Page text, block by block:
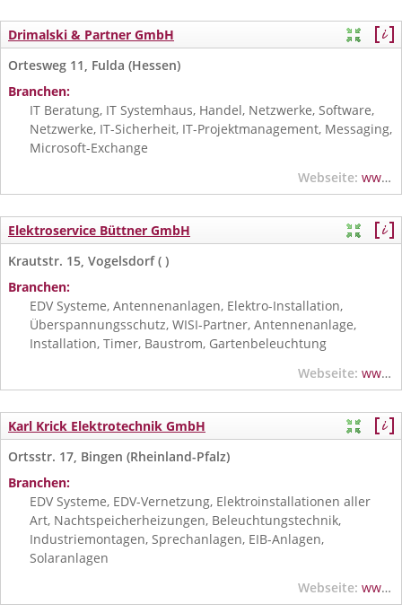
Drimalski & Partner GmbH
Ortesweg 11, Fulda (Hessen)
Branchen:
IT Beratung, IT Systemhaus, Handel, Netzwerke, Software,
Netzwerke, IT-Sicherheit, IT-Projektmanagement, Messaging,
Microsoft-Exchange
Webseite: www.drimalski.de
Elektroservice Büttner GmbH
Krautstr. 15, Vogelsdorf ( )
Branchen:
EDV Systeme, Antennenanlagen, Elektro-Installation,
Überspannungsschutz, WISI-Partner, Antennenanlage,
Installation, Timer, Baustrom, Gartenbeleuchtung
Webseite: www.elektrobuettner.de
Karl Krick Elektrotechnik GmbH
Ortsstr. 17, Bingen (Rheinland-Pfalz)
Branchen:
EDV Systeme, EDV-Vernetzung, Elektroinstallationen aller
Art, Nachtspeicherheizungen, Beleuchtungstechnik,
Industriemontagen, Sprechanlagen, EIB-Anlagen,
Solaranlagen
Webseite: www.elektro-krick.de